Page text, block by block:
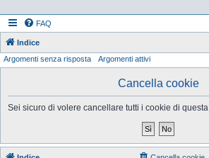
FAQ
Indice
Argomenti senza risposta Argomenti attivi
Cancella cookie
Sei sicuro di volere cancellare tutti i cookie di